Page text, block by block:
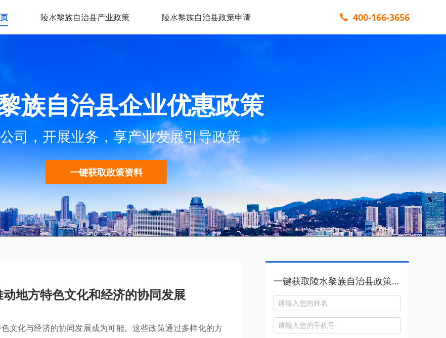
陵水黎族自治县产业政策 陵水黎族自治县政策申请 400-166-3656
族自治县企业优惠政策
司，开展业务，享产业发展引导政策
一键获取政策资料
地方特色文化和经济的协同发展
文化与经济的协同发展成为可能。这些政策通过多样化的方
一键获取陵水黎族自治县政策资料